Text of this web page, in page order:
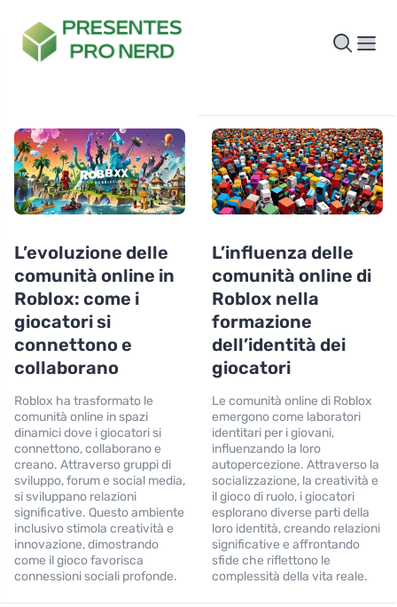
L’evoluzione delle
comunità online in
Roblox: come i
giocatori si
connettono e
collaborano
Roblox ha trasformato le
comunità online in spazi
dinamici dove i giocatori si
connettono, collaborano e
creano. Attraverso gruppi di
sviluppo, forum e social media,
si sviluppano relazioni
significative. Questo ambiente
inclusivo stimola creatività e
innovazione, dimostrando
come il gioco favorisca
connessioni sociali profonde.
L’influenza delle
comunità online di
Roblox nella
formazione
dell’identità dei
giocatori
Le comunità online di Roblox
emergono come laboratori
identitari per i giovani,
influenzando la loro
autopercezione. Attraverso la
socializzazione, la creatività e
il gioco di ruolo, i giocatori
esplorano diverse parti della
loro identità, creando relazioni
significative e affrontando
sfide che riflettono le
complessità della vita reale.